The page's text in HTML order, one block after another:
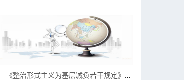
《整治形式主义为基层减负若干规定》实施以来—— 除作风之弊 兴实干之风